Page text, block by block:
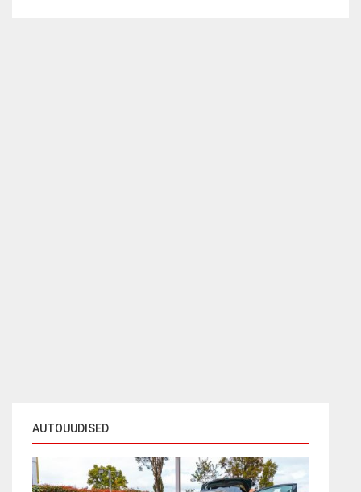
AUTOUUDISED